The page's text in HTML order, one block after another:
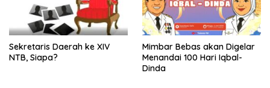
Sekretaris Daerah ke XIV
NTB, Siapa?
Mimbar Bebas akan Digelar
Menandai 100 Hari Iqbal-
Dinda